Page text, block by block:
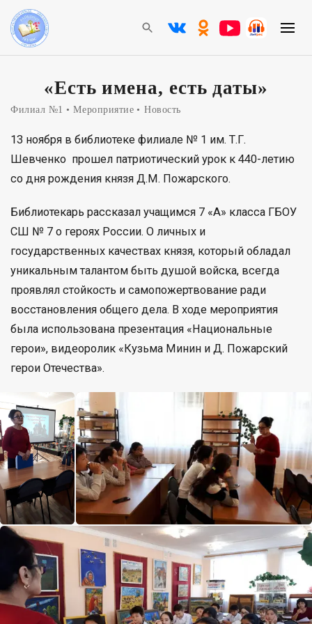
«Есть имена, есть даты»
Филиал №1 Мероприятие Новость
13 ноября в библиотеке филиале № 1 им. Т.Г.
Шевченко прошел патриотический урок к 440-летию
со дня рождения князя Д.М. Пожарского.
Библиотекарь рассказал учащимся 7 «А» класса ГБОУ
СШ № 7 о героях России. О личных и
государственных качествах князя, который обладал
уникальным талантом быть душой войска, всегда
проявлял стойкость и самопожертвование ради
восстановления общего дела. В ходе мероприятия
была использована презентация «Национальные
герои», видеоролик «Кузьма Минин и Д. Пожарский
герои Отечества».